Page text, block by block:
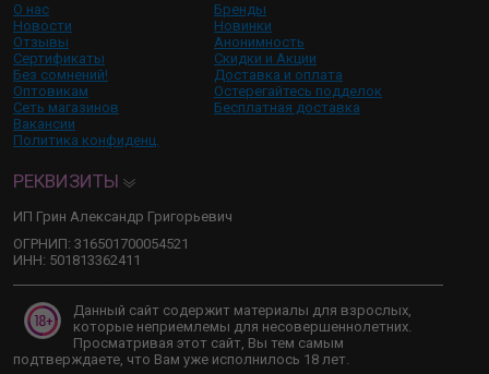
О нас
Новости
Отзывы
Сертификаты
Без сомнений!
Оптовикам
Сеть магазинов
Вакансии
Политика конфиденц.
Бренды
Новинки
Анонимность
Скидки и Акции
Доставка и оплата
Остерегайтесь подделок
Бесплатная доставка
РЕКВИЗИТЫ
ИП Грин Александр Григорьевич
ОГРНИП: 316501700054521
ИНН: 501813362411
Данный сайт содержит материалы для взрослых,
которые неприемлемы для несовершеннолетних.
Просматривая этот сайт, Вы тем самым
подтверждаете, что Вам уже исполнилось 18 лет.